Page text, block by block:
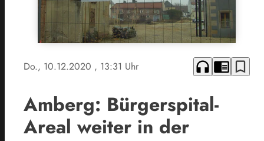
Do., 10.12.2020 , 13:31 Uhr headphones chrome_reader_mode bookmark_border
Amberg: Bürgerspital-
Areal weiter in der